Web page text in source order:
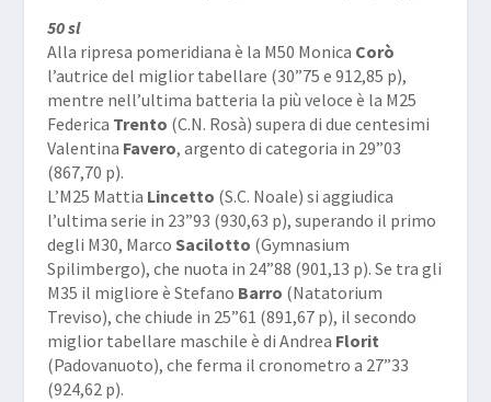
50 sl
Alla ripresa pomeridiana è la M50 Monica Corò
l’autrice del miglior tabellare (30”75 e 912,85 p),
mentre nell’ultima batteria la più veloce è la M25
Federica Trento (C.N. Rosà) supera di due centesimi
Valentina Favero, argento di categoria in 29”03
(867,70 p).
L’M25 Mattia Lincetto (S.C. Noale) si aggiudica
l’ultima serie in 23”93 (930,63 p), superando il primo
degli M30, Marco Sacilotto (Gymnasium
Spilimbergo), che nuota in 24”88 (901,13 p). Se tra gli
M35 il migliore è Stefano Barro (Natatorium
Treviso), che chiude in 25”61 (891,67 p), il secondo
miglior tabellare maschile è di Andrea Florit
(Padovanuoto), che ferma il cronometro a 27”33
(924,62 p).